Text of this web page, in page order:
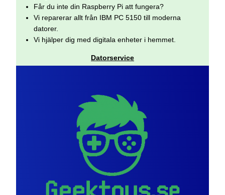
Får du inte din Raspberry Pi att fungera?
Vi reparerar allt från IBM PC 5150 till moderna
datorer.
Vi hjälper dig med digitala enheter i hemmet.
Datorservice